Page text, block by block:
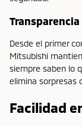
Desde el primer
Mitsubishi
siempre saben lo
elimina sorpresas
Facilidad